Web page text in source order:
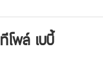
ทีโพล์ เบบี้